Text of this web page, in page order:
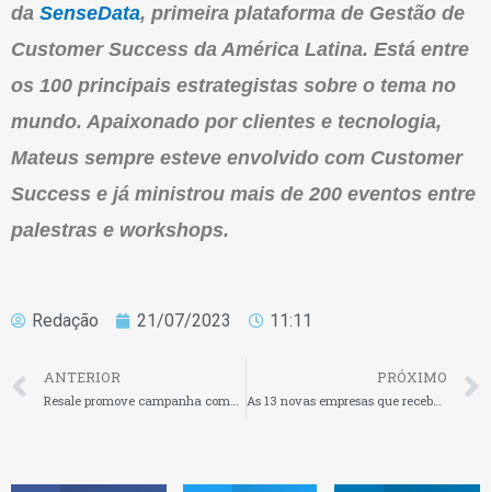
da SenseData, primeira plataforma de Gestão de
Customer Success da América Latina. Está entre
os 100 principais estrategistas sobre o tema no
mundo. Apaixonado por clientes e tecnologia,
Mateus sempre esteve envolvido com Customer
Success e já ministrou mais de 200 eventos entre
palestras e workshops.
Redação 21/07/2023 11:11
ANTERIOR
Resale promove campanha comemorativa aos 8 anos de fundação da empresa
PRÓXIMO
As 13 novas empresas que receberão investimentos do Black Founders Fund